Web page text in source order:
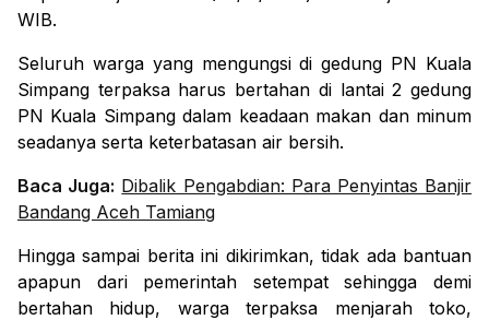
WIB.
Seluruh warga yang mengungsi di gedung PN Kuala
Simpang terpaksa harus bertahan di lantai 2 gedung
PN Kuala Simpang dalam keadaan makan dan minum
seadanya serta keterbatasan air bersih.
Baca Juga: Dibalik Pengabdian: Para Penyintas Banjir
Bandang Aceh Tamiang
Hingga sampai berita ini dikirimkan, tidak ada bantuan
apapun dari pemerintah setempat sehingga demi
bertahan hidup, warga terpaksa menjarah toko,